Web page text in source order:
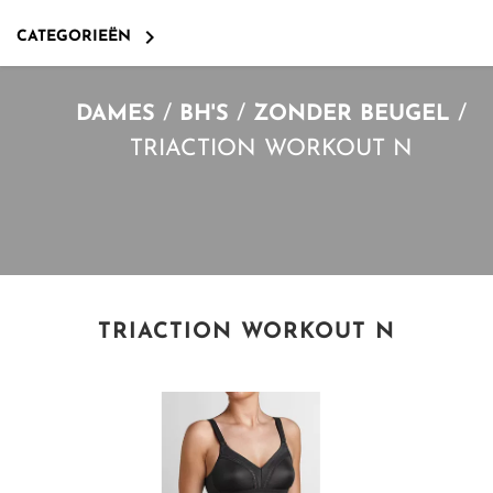
CATEGORIEËN 
DAMES / BH'S / ZONDER BEUGEL /
TRIACTION WORKOUT N
TRIACTION WORKOUT N